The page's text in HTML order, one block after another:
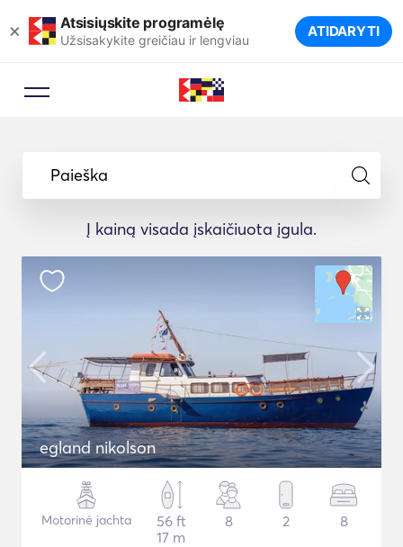
× Atsisiųskite programėlę
Užsisakykite greičiau ir lengviau ATIDARYTI
Paieška
Į kainą visada įskaičiuota įgula.
egland nikolson
Motorinė jachta
56 ft
17 m
8 2 8